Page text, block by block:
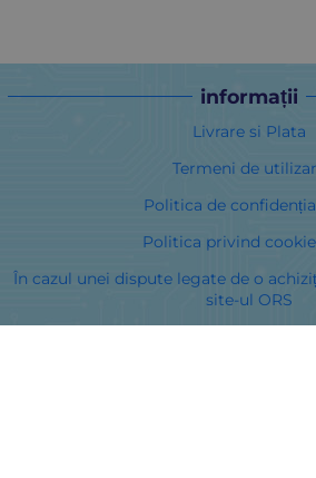
informații
Livrare si Plata
Termeni de
Politica de
Politica privind
În cazul unei dispute legate de o
site-ul ORS